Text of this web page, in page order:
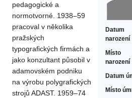
Datum
narození
Místo
narození
Datum
Místo
pedagogické a
normotvorné. 1938–59
pracoval v několika
pražských
typografických firmách a
jako konzultant působil v
adamovském podniku
na výrobu polygrafických
strojů ADAST. 1959–74